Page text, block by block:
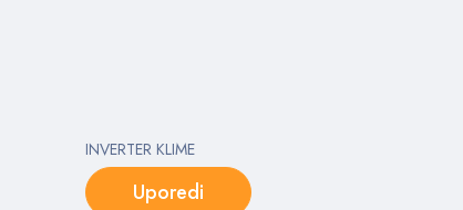
INVERTER KLIME
Uporedi